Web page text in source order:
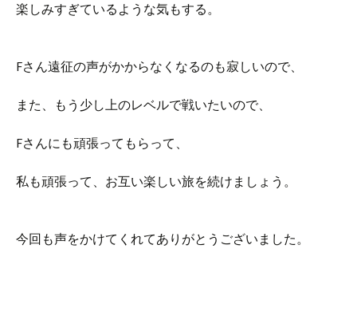
楽しみすぎているような気もする。
Fさん遠征の声がかからなくなるのも寂しいので、
また、もう少し上のレベルで戦いたいので、
Fさんにも頑張ってもらって、
私も頑張って、お互い楽しい旅を続けましょう。
今回も声をかけてくれてありがとうございました。